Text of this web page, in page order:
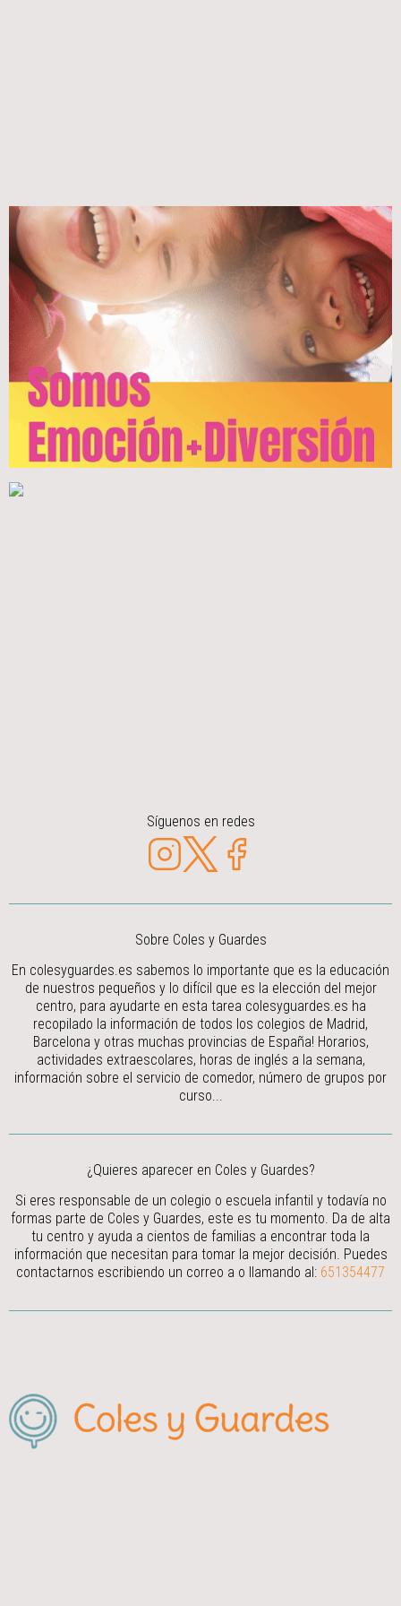
Síguenos en redes
Sobre Coles y Guardes
En colesyguardes.es sabemos lo importante que es la educación
de nuestros pequeños y lo difícil que es la elección del mejor
centro, para ayudarte en esta tarea colesyguardes.es ha
recopilado la información de todos los colegios de Madrid,
Barcelona y otras muchas provincias de España! Horarios,
actividades extraescolares, horas de inglés a la semana,
información sobre el servicio de comedor, número de grupos por
curso...
¿Quieres aparecer en Coles y Guardes?
Si eres responsable de un colegio o escuela infantil y todavía no
formas parte de Coles y Guardes, este es tu momento. Da de alta
tu centro y ayuda a cientos de familias a encontrar toda la
información que necesitan para tomar la mejor decisión. Puedes
contactarnos escribiendo un correo a o llamando al: 651354477